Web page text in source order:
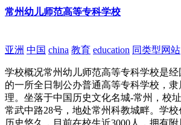
常州幼儿师范高等专科学校
亚洲 中国 china 教育 education 同类型网站
学校概况常州幼儿师范高等专科学校是
的一所全日制公办普通高等专科学校，
理。坐落于中国历史文化名城-常州，校
常武中路28号，地处常州科教城畔。学校